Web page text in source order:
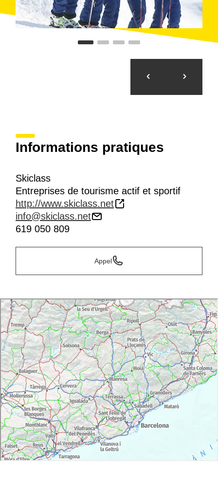
Informations pratiques
Skiclass
Entreprises de tourisme actif et sportif
http://www.skiclass.net
info@skiclass.net
619 050 809
Appel